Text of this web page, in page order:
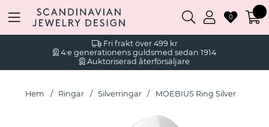
Fri frakt över 499 kr
4:e generationens guldsmed sedan 1914
Auktoriserad återförsäljare
0
Hem Ringar Silverringar MOEBIUS Ring Silver